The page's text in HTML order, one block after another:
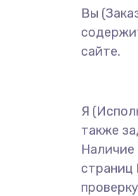
Вы
сайте.
Я
также
Наличие
страниц